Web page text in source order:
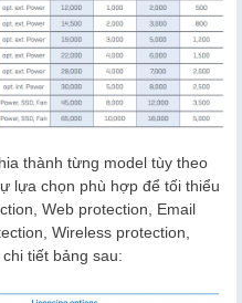
thành từng model tùy theo
lựa chọn phù hợp để tối thiểu
Web protection, Email
Wireless protection,
tiết bảng sau: